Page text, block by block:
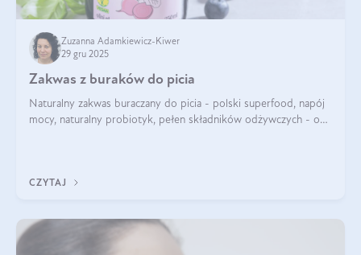
Zuzanna Adamkiewicz-Kiwer
29 gru 2025
Zakwas z buraków do picia
Naturalny zakwas buraczany do picia - polski superfood, napój
mocy, naturalny probiotyk, pełen składników odżywczych - o
CZYTAJ